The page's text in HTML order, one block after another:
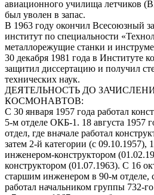
авиационного училища летчиков
был уволен в запас.
В 1963 году окончил Всесоюзный
институт по специальности
металлорежущие станки и
30 декабря 1981 года в Институте
защитил диссертацию и получил
технических наук.
ДЕЯТЕЛЬНОСТЬ ДО
КОСМОНАВТОВ:
С 30 января 1957 года работал
5-м отделе ОКБ-1. 18 августа 1957
отдел, где вначале работал
затем 2-й категории (с 09.10.1957),
инженером-конструктором
конструктором (01.07.1963). С 16
старшим инженером в 90-м отделе,
работал начальником группы